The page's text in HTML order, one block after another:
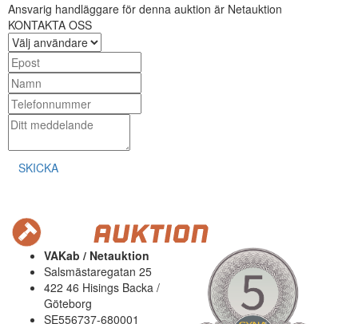
Ansvarig handläggare för denna auktion är Netauktion
KONTAKTA OSS
SKICKA
VAKab / Netauktion
Salsmästaregatan 25
422 46 Hisings Backa /
Göteborg
SE556737-680001